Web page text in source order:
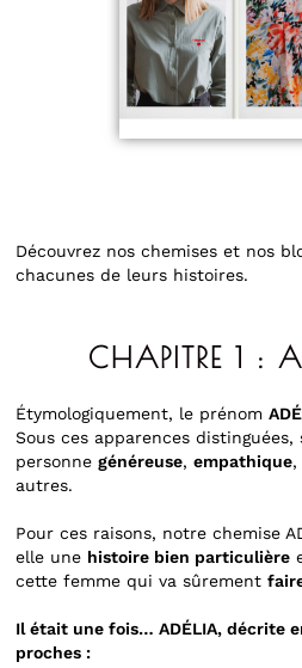
Découvrez nos chemises et nos
chacunes de leurs histoires.
CHAPITRE 1 : A
Étymologiquement, le prénom
Sous ces apparences distinguées,
personnegénéreuse,empathique,
autres.
Pour ces raisons, notre chemise
elle une histoire bien particulière
cette femme qui va sûrement
Il était une fois… ADÉLIA, décrite
proches :